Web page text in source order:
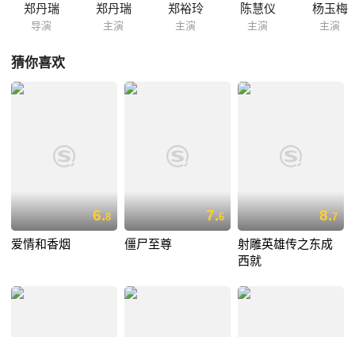
郑丹瑞
导演
郑丹瑞
主演
郑裕玲
主演
陈慧仪
主演
杨玉梅
主演
猜你喜欢
6.8
爱情和香烟
7.6
僵尸至尊
8.7
射雕英雄传之东成
西就